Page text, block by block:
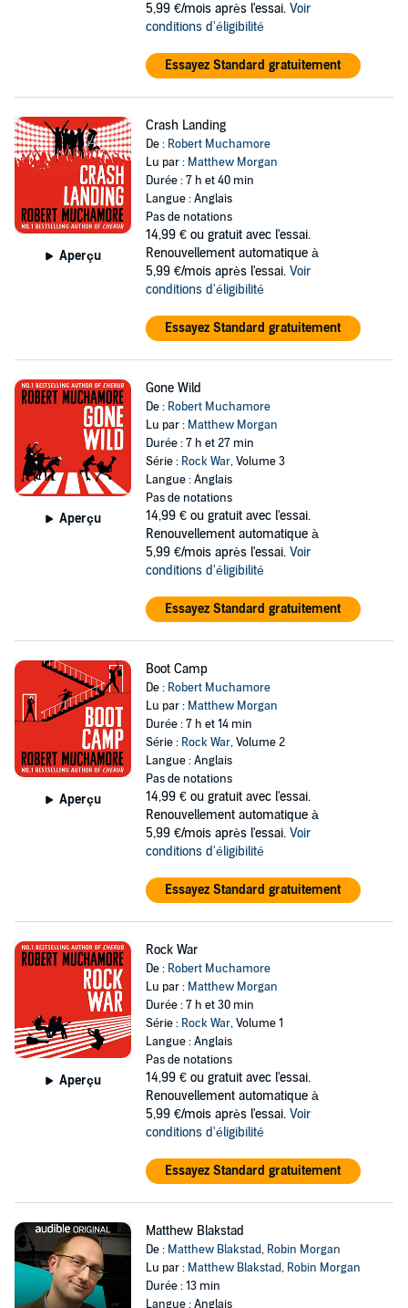
5,99 €/mois après l'essai. Voir
conditions d'éligibilité
Essayez Standard gratuitement
Aperçu
Crash Landing
De : Robert Muchamore
Lu par : Matthew Morgan
Durée : 7 h et 40 min
Langue : Anglais
Pas de notations
14,99 € ou gratuit avec l'essai.
Renouvellement automatique à
5,99 €/mois après l'essai. Voir
conditions d'éligibilité
Essayez Standard gratuitement
Aperçu
Gone Wild
De : Robert Muchamore
Lu par : Matthew Morgan
Durée : 7 h et 27 min
Série : Rock War, Volume 3
Langue : Anglais
Pas de notations
14,99 € ou gratuit avec l'essai.
Renouvellement automatique à
5,99 €/mois après l'essai. Voir
conditions d'éligibilité
Essayez Standard gratuitement
Aperçu
Boot Camp
De : Robert Muchamore
Lu par : Matthew Morgan
Durée : 7 h et 14 min
Série : Rock War, Volume 2
Langue : Anglais
Pas de notations
14,99 € ou gratuit avec l'essai.
Renouvellement automatique à
5,99 €/mois après l'essai. Voir
conditions d'éligibilité
Essayez Standard gratuitement
Aperçu
Rock War
De : Robert Muchamore
Lu par : Matthew Morgan
Durée : 7 h et 30 min
Série : Rock War, Volume 1
Langue : Anglais
Pas de notations
14,99 € ou gratuit avec l'essai.
Renouvellement automatique à
5,99 €/mois après l'essai. Voir
conditions d'éligibilité
Essayez Standard gratuitement
Matthew Blakstad
De : Matthew Blakstad, Robin Morgan
Lu par : Matthew Blakstad, Robin Morgan
Durée : 13 min
Langue : Anglais